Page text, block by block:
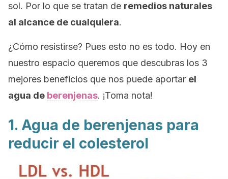
sol. Por lo que se tratan de remedios naturales
al alcance de cualquiera.
¿Cómo resistirse? Pues esto no es todo. Hoy en
nuestro espacio queremos que descubras los 3
mejores beneficios que nos puede aportar el
agua de berenjenas. ¡Toma nota!
1. Agua de berenjenas para
reducir el colesterol